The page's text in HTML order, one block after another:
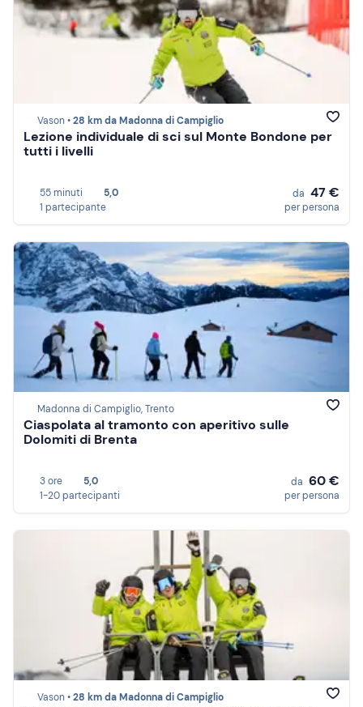
Vason •28 km da Madonna di Campiglio
Lezione individuale di sci sul Monte Bondone per
tutti i livelli
55 minuti
5,0
1 partecipante
da 47 €
per persona
Madonna di Campiglio, Trento
Ciaspolata al tramonto con aperitivo sulle
Dolomiti di Brenta
3 ore
5,0
1-20 partecipanti
da 60 €
per persona
Vason •28 km da Madonna di Campiglio